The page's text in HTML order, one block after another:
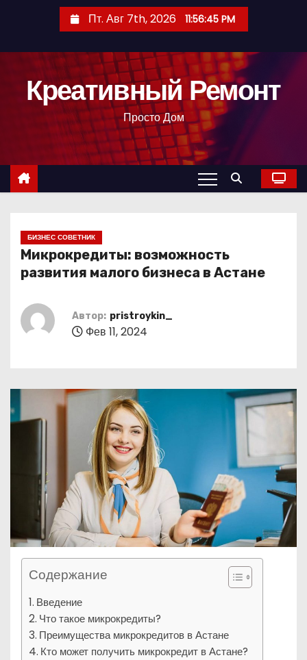
с
Пт. Авг 7th, 2026 11:56:46 PM
Креативный Ремонт
Просто Дом
БИЗНЕС СОВЕТНИК
Микрокредиты: возможность
развития малого бизнеса в Астане
Автор: pristroykin_
Фев 11, 2024
Содержание
Введение
Что такое микрокредиты?
Преимущества микрокредитов в Астане
Кто может получить микрокредит в Астане?